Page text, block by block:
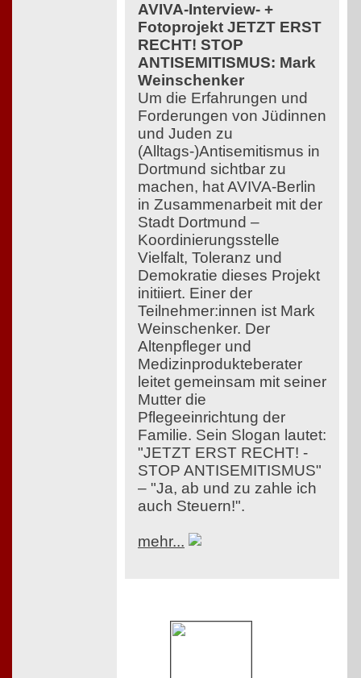
AVIVA-Interview- +
Fotoprojekt JETZT ERST
RECHT! STOP
ANTISEMITISMUS: Mark
Weinschenker
Um die Erfahrungen und
Forderungen von Jüdinnen
und Juden zu
(Alltags-)Antisemitismus in
Dortmund sichtbar zu
machen, hat AVIVA-Berlin
in Zusammenarbeit mit der
Stadt Dortmund –
Koordinierungsstelle
Vielfalt, Toleranz und
Demokratie dieses Projekt
initiiert. Einer der
Teilnehmer:innen ist Mark
Weinschenker. Der
Altenpfleger und
Medizinprodukteberater
leitet gemeinsam mit seiner
Mutter die
Pflegeeinrichtung der
Familie. Sein Slogan lautet:
"JETZT ERST RECHT! -
STOP ANTISEMITISMUS"
– "Ja, ab und zu zahle ich
auch Steuern!".
mehr...